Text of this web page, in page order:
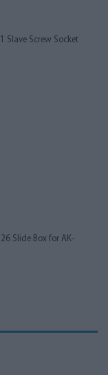
Slave Screw Socket
Slide Box for AK-